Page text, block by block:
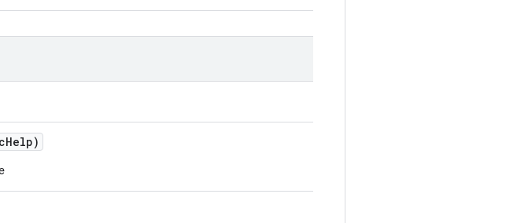
Help)